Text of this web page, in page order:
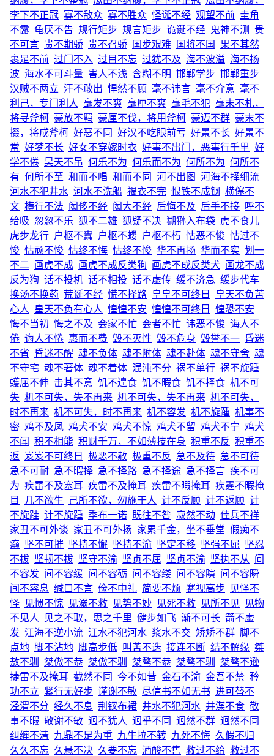
李下不正冠 寡不敌众 寡不胜众 怪诞不经 观望不前 圭角
不露 龟厌不告 规行矩步 规言矩步 诡诞不经 鬼神不测
贵
不可言 贵不期骄 贵不召骄 国步艰难 国将不国
果不其然
裹足不前 过门不入 过目不忘 过犹不及 海不波溢 海不扬
波 海水不可斗量 害人不浅 含糊不明 邯郸学步 邯郸重步
汉贼不两立 汗不敢出 悍然不顾 毫不讳言 毫不介意 毫不
利己，专门利人
毫发不爽 毫厘不爽 毫毛不犯 毫末不札，
将寻斧柯 豪放不羁 豪厘不伐，将用斧柯 豪迈不群 豪末不
掇，将成斧柯 好恶不同 好汉不吃眼前亏 好景不长 好景不
常 好梦不长 好女不穿嫁时衣 好事不出门，恶事行千里 好
学不倦 昊天不吊 何乐不为 何乐而不为 何所不为 何所不
有 何所不至 和而不唱 和而不同 河不出图
河海不择细流
河水不犯井水 河水不洗船 褐衣不完 恨铁不成钢 横僿不
文 横行不法 闳侈不经 闳大不经 后悔不及 后手不接 呼不
给吸 忽忽不乐 狐不二雄 狐疑不决 猢狲入布袋 虎不食儿
虎步龙行 户枢不蠹 户枢不蝼 户枢不朽 怙恶不悛 怙过不
悛 怙顽不悛 怙终不悔 怙终不悛 华不再扬 华而不实 划一
不二 画虎不成 画虎不成反类狗 画虎不成反类犬 画龙不成
反为狗 话不投机 话不相投 话不虚传 缓不济急 缓步代车
换汤不换药 荒诞不经 慌不择路 皇皇不可终日
皇天不负苦
心人
皇天不负有心人 惶惶不安 惶惶不可终日
惶恐不安
悔不当初 悔之不及 会家不忙 会者不忙 讳恶不悛 诲人不
倦 诲人不惓 惠而不费 毁不灭性 毁不危身 毁誉不一 昏迷
不省
昏迷不醒 魂不负体 魂不附体 魂不赴体 魂不守舍 魂
不守宅 魂不著体 魂不着体 混沌不分 祸不单行 祸不旋踵
蠖屈不伸 击其不意 饥不遑食 饥不暇食 饥不择食 机不可
失 机不可失，失不再来 机不可失，失不再来 机不可失，
时不再来 机不可失，时不再来 机不容发 机不旋踵 机事不
密 鸡不及凤 鸡犬不安 鸡犬不惊 鸡犬不留 鸡犬不宁 鸡犬
不闻
积不相能 积财千万，不如薄技在身 积重不反 积重不
返 岌岌不可终日 极恶不赦 极重不反 急不及待 急不可待
急不可耐 急不暇择 急不择路 急不择途 急不择言 疾不可
为 疾雷不及塞耳 疾雷不及掩耳 疾雷不暇掩耳 疾霆不暇掩
目
几不欲生 己所不欲，勿施于人 计不反顾 计不返顾 计
不旋跬 计不旋踵 季布一诺 既往不咎 寂然不动 佳兵不祥
家丑不可外谈 家丑不可外扬 家累千金，坐不垂堂 假痴不
癫 坚不可摧 坚持不懈 坚持不渝 坚定不移 坚强不屈 坚忍
不拔 坚韧不拔 坚守不渝 坚贞不屈 坚贞不渝 坚执不从
间
不容发 间不容缓 间不容砺 间不容缕 间不容瞚 间不容瞬
间不容息 缄口不言 俭不中礼 简要不烦 蹇视高步
见怪不
怪 见惯不惊 见溺不救 见势不妙 见死不救 见所不见
见物
不见人
见之不取，思之千里 健步如飞 渐不可长 箭不虚
发 江海不逆小流 江水不犯河水 浆水不交 矫矫不群 脚不
点地 脚不沾地 脚高步低 叫苦不迭 接连不断 结不解缘 桀
敖不驯
桀傲不恭 桀傲不驯 桀骜不恭 桀骜不驯
桀骜不逊
捷雷不及掩耳 截然不同 今不如昔 金石不渝 金吾不禁 矜
功不立 紧行无好步 谨谢不敏 尽信书不如无书 进可替不
泾渭不分 经久不息 荆钗布裙 井水不犯河水 井渫不食 敬
事不暇 敬谢不敏 迥不犹人 迥乎不同 迥然不群 迥然不同
纠缠不清 九鼎不足为重 九牛拉不转 九死不悔 久假不归
久久不忘 久悬不决 久要不忘 酒酸不售 救过不给 救过不